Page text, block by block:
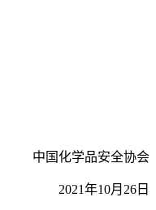
中国化学品安全协会
2021年10月26日